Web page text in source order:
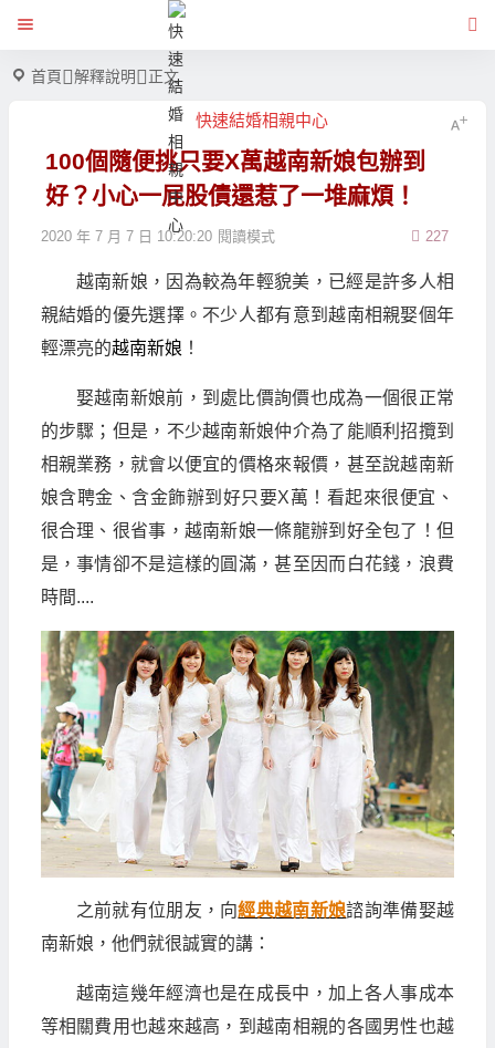
快速結婚相親中心
首頁 解釋說明 正文
100個隨便挑只要X萬越南新娘包辦到
好？小心一屁股債還惹了一堆麻煩！
2020 年 7 月 7 日 10:20:20 227
閱讀模式
越南新娘，因為較為年輕貌美，已經是許多人相
親結婚的優先選擇。不少人都有意到越南相親娶個年
輕漂亮的越南新娘 ！
娶越南新娘前，到處比價詢價也成為一個很正常
的步驟；但是，不少越南新娘仲介為了能順利招攬到
相親業務，就會以便宜的價格來報價，甚至說越南新
娘含聘金、含金飾辦到好只要X萬！看起來很便宜、
很合理、很省事，越南新娘一條龍辦到好全包了！但
是，事情卻不是這樣的圓滿，甚至因而白花錢，浪費
時間....
之前就有位朋友，向經典越南新娘諮詢準備娶越
南新娘，他們就很誠實的講：
越南這幾年經濟也是在成長中，加上各人事成本
等相關費用也越來越高，到越南相親的各國男性也越